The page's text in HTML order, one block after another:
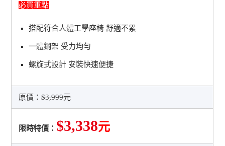
必買重點
搭配符合人體工學座椅 舒適不累
一體鋼架 受力均勻
螺旋式設計 安裝快速便捷
原價：$3,999元
限時特價： $3,338元